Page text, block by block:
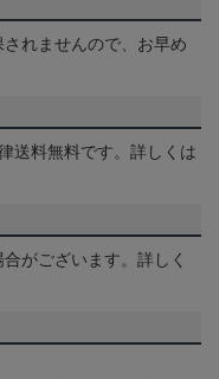
れませんので、お早め
送料無料です。詳しくは
がございます。詳しく